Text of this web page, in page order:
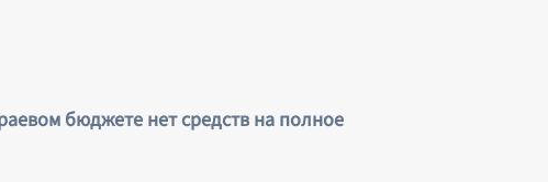
бюджете нет средств на полное